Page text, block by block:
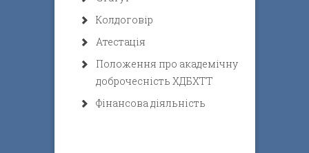
Колдоговір
Атестація
Положення про академічну
доброчесність ХДБХТТ
Фінансова діяльність